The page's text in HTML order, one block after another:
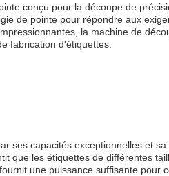
conçu pour la découpe de
de pointe pour répondre aux
la machine de
fabrication d'étiquettes.
ses capacités exceptionnelles et
que les étiquettes de différentes
une puissance suffisante pour